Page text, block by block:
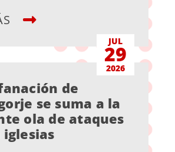
JUL
29
2026
de
se suma a la
ola de ataques